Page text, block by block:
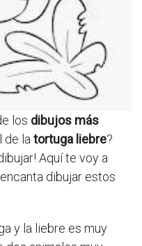
los dibujos más
de la tortuga liebre?
Aquí te voy a
dibujar estos
y la liebre es muy